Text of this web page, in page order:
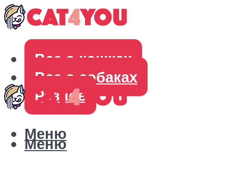
Все о кошках
Все о собаках
Разное
Меню
Меню